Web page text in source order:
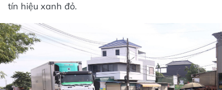
tín hiệu xanh đỏ.